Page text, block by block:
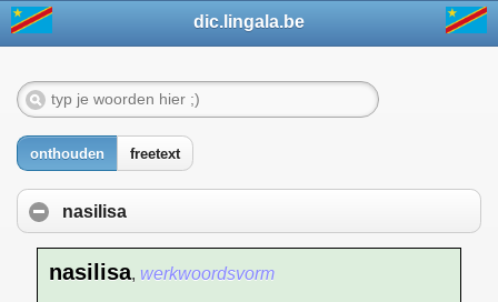
dic.lingala.be
onthouden freetext
nasilisa
nasilisa, werkwoordsvorm